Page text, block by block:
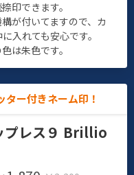
印できます。
が付いてますので、カ
入れても安心です。
は朱色です。
ー付きネーム印！
プレス９ Brillio